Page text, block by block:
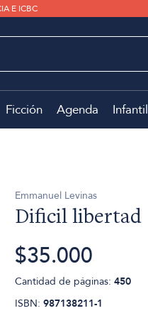
E ICBC
Ficción Agenda Infantil
Emmanuel Levinas
Dificil libertad
$35.000
Cantidad de páginas: 450
ISBN: 987138211-1